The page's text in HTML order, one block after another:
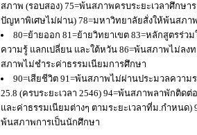
สภาพ (รอบสอง) 75=พ้นสภาพครบระยะเวลาศึก
ปัญหาพิเศษไม่ผ่าน) 78=มหาวิทยาลัยสั่งให้พ้นสภ
80=ย้ายออก 81=ย้ายวิทยาเขต 83=หลักสูตรร่
ความรู้ แลกเปลี่ยน และใต้หวัน 86=พ้นสภาพไม่ล
สภาพไม่ชำระค่าธรรมเนียมการศึกษา
90=เสียชีวิต 91=พ้นสภาพไม่ผ่านประมวลควา
25.8 (ครบระยะเวลา 2546) 94=พ้นสภาพลาพักติ
และค่าธรรมเนียมต่างๆ ตามระยะเวลาที่ม.กำหน
พ้นสภาพการเป็นนักศึกษา